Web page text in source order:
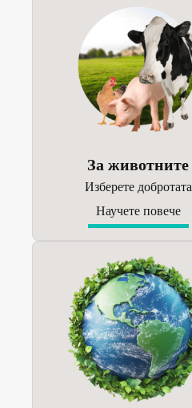
За животните
Изберете добротата
Научете повече